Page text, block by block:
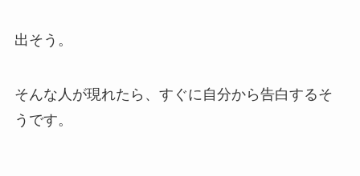
出そう。
そんな人が現れたら、すぐに自分から告白するそ
うです。